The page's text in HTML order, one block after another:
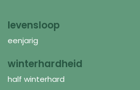
levensloop
eenjarig
winterhardheid
half winterhard